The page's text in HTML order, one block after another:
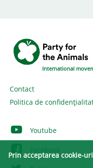
International
Contact
Politica de
Youtube
Facebook
Prin acceptarea cookie-